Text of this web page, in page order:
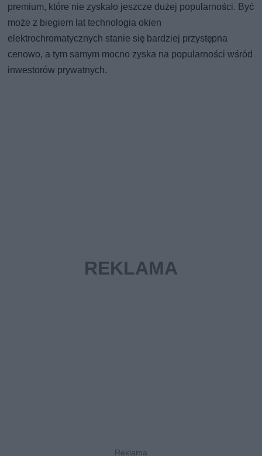
premium, które nie zyskało jeszcze dużej popularności. Być
może z biegiem lat technologia okien
elektrochromatycznych stanie się bardziej przystępna
cenowo, a tym samym mocno zyska na popularności wśród
inwestorów prywatnych.